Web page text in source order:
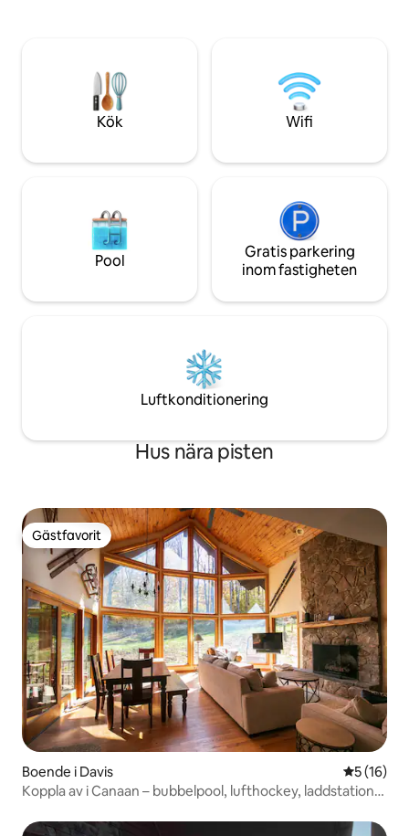
på The Purple Fiddle, en kall öl på
Stumptown Ales, promenera i de många
konstgallerierna och mycket mer!
våningssängar.
har en
granit handfat
har en
Kök Wifi
Pool
Gratis parkering
inom fastigheten
Luftkonditionering
Hus nära pisten
Gästfavorit
Gästfavorit
Boende i Davis 5 av 5 i
5 (16)
Koppla av i Canaan – bubbelpool, lufthockey, laddstation